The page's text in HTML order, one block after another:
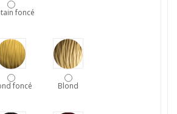
foncé
foncé Blond